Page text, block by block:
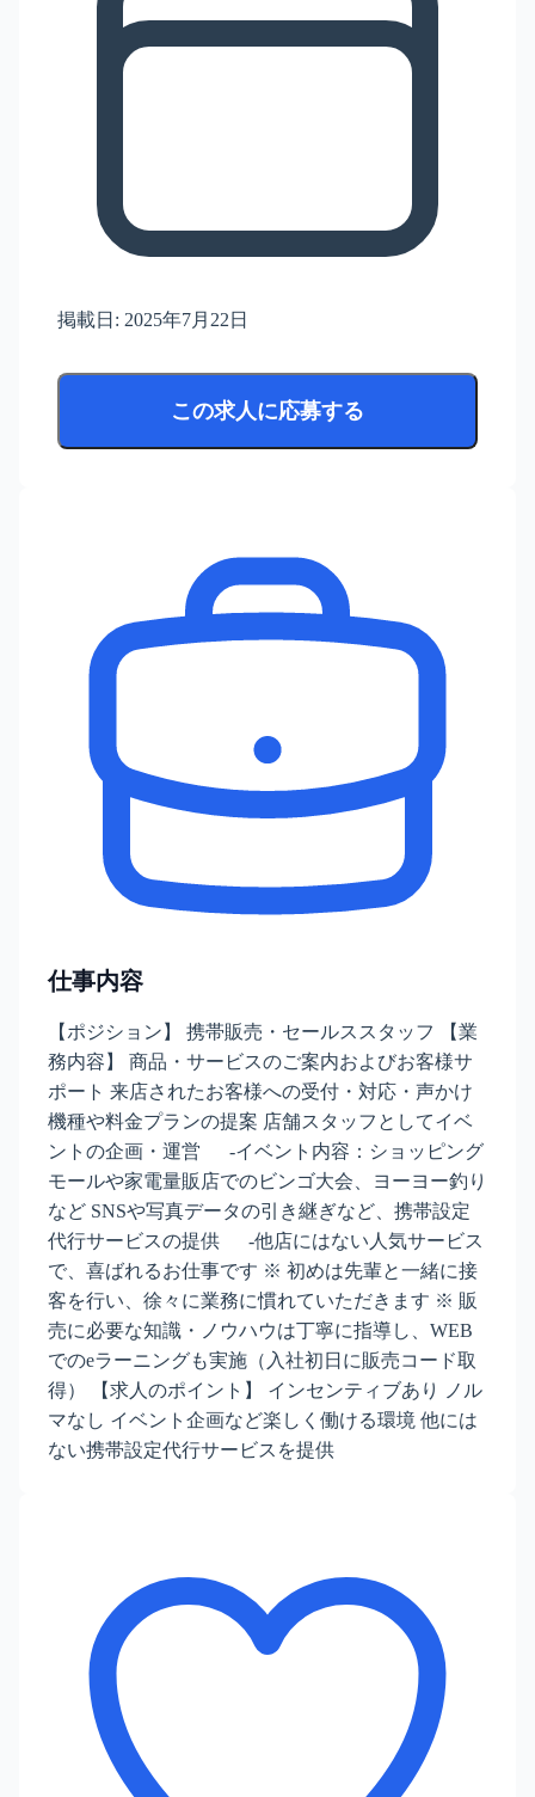
掲載日: 2025年7月22日
この求人に応募する
仕事内容
【ポジション】 携帯販売・セールススタッフ 【業
務内容】 商品・サービスのご案内およびお客様サ
ポート 来店されたお客様への受付・対応・声かけ
機種や料金プランの提案 店舗スタッフとしてイベ
ントの企画・運営 ‐イベント内容：ショッピング
モールや家電量販店でのビンゴ大会、ヨーヨー釣り
など SNSや写真データの引き継ぎなど、携帯設定
代行サービスの提供 ‐他店にはない人気サービス
で、喜ばれるお仕事です ※ 初めは先輩と一緒に接
客を行い、徐々に業務に慣れていただきます ※ 販
売に必要な知識・ノウハウは丁寧に指導し、WEB
でのeラーニングも実施（入社初日に販売コード取
得） 【求人のポイント】 インセンティブあり ノル
マなし イベント企画など楽しく働ける環境 他には
ない携帯設定代行サービスを提供